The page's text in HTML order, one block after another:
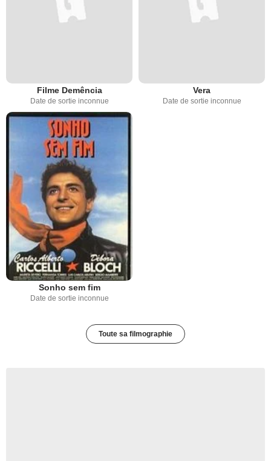
Filme Demência
Date de sortie inconnue
Vera
Date de sortie inconnue
Sonho sem fim
Date de sortie inconnue
Toute sa filmographie